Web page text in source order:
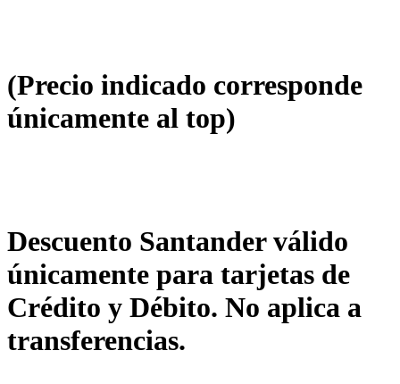
(Precio indicado corresponde
únicamente al top)
Descuento Santander válido
únicamente para tarjetas de
Crédito y Débito. No aplica a
transferencias.